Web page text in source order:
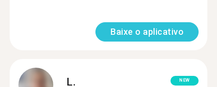
Baixe o aplicativo
L. NEW